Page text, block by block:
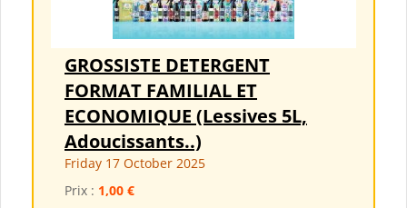
GROSSISTE DETERGENT
FORMAT FAMILIAL ET
ECONOMIQUE (Lessives 5L,
Adoucissants..)
Friday 17 October 2025
Prix : 1,00 €